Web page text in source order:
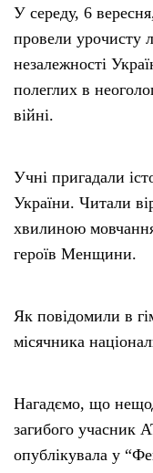
У середу, 6
провели урочисту
незалежності
полеглих в
війні.
Учні пригадали
України. Читали
хвилиною
героїв Менщини.
Як повідомили в
місячника
Нагадємо, що
загибого учасник
опублікувала у